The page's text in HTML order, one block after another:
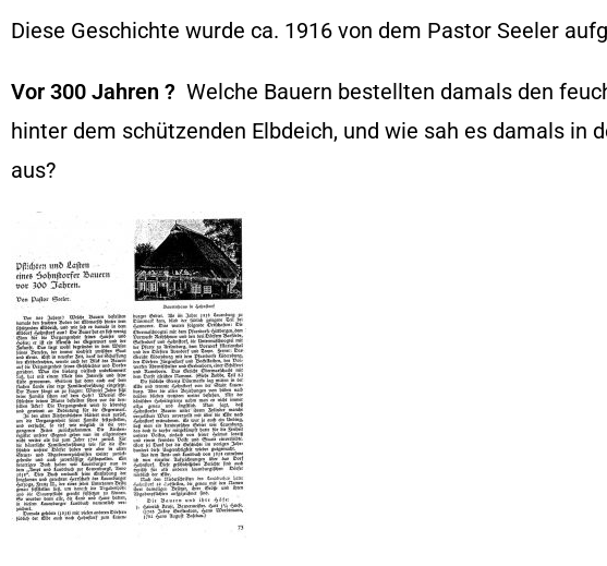
Diese Geschichte wurde ca. 1916 von dem Pastor Seeler
Vor 300 Jahren ? Welche Bauern bestellten damals den
hinter dem schützenden Elbdeich, und wie sah es damals in
aus?